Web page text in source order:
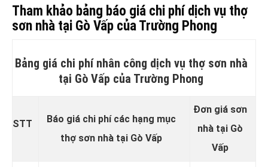
Tham khảo bảng báo giá chi phí dịch vụ thợ
sơn nhà tại Gò Vấp của Trường Phong
Bảng giá chi phí nhân công dịch vụ thợ sơn nhà
tại Gò Vấp của Trường Phong
STT
Báo giá chi phí các hạng mục
thợ sơn nhà tại Gò Vấp
Đơn giá sơn
nhà tại Gò
Vấp